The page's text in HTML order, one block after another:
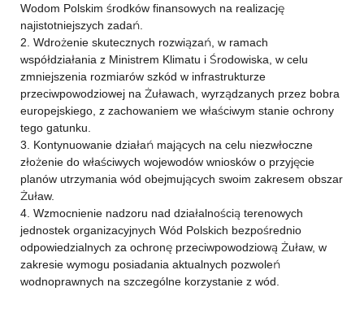
Wodom Polskim środków finansowych na realizację
najistotniejszych zadań.
2. Wdrożenie skutecznych rozwiązań, w ramach
współdziałania z Ministrem Klimatu i Środowiska, w celu
zmniejszenia rozmiarów szkód w infrastrukturze
przeciwpowodziowej na Żuławach, wyrządzanych przez bobra
europejskiego, z zachowaniem we właściwym stanie ochrony
tego gatunku.
3. Kontynuowanie działań mających na celu niezwłoczne
złożenie do właściwych wojewodów wniosków o przyjęcie
planów utrzymania wód obejmujących swoim zakresem obszar
Żuław.
4. Wzmocnienie nadzoru nad działalnością terenowych
jednostek organizacyjnych Wód Polskich bezpośrednio
odpowiedzialnych za ochronę przeciwpowodziową Żuław, w
zakresie wymogu posiadania aktualnych pozwoleń
wodnoprawnych na szczególne korzystanie z wód.